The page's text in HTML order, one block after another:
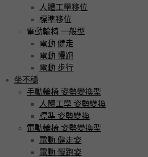
人體工學移位
標準移位
電動輪椅 一般型
電動 健走
電動 慢跑
電動 步行
坐不穩
手動輪椅 姿勢變換型
人體工學 姿勢變換
標準 姿勢變換
電動輪椅 姿勢變換型
電動 健走姿
電動 慢跑姿